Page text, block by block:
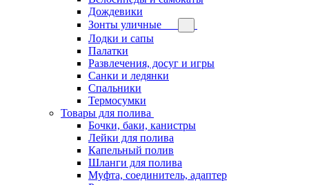
Дождевики
Зонты уличные
Лодки и сапы
Палатки
Развлечения, досуг и игры
Санки и ледянки
Спальники
Термосумки
Товары для полива
Бочки, баки, канистры
Лейки для полива
Капельный полив
Шланги для полива
Муфта, соединитель, адаптер